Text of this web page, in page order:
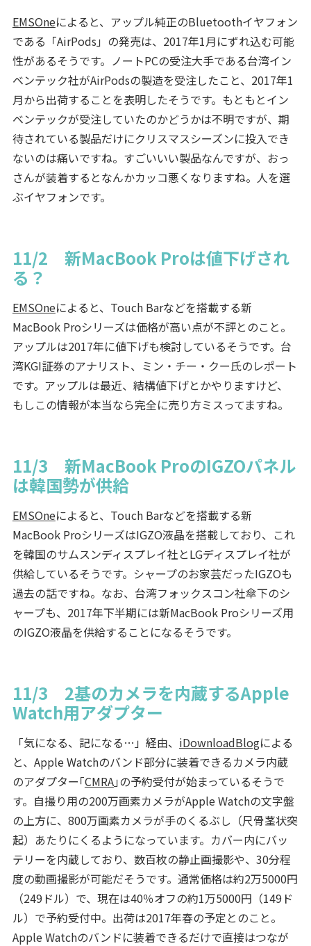
EMSOneによると、アップル純正のBluetoothイヤフォン
である「AirPods」の発売は、2017年1月にずれ込む可能
性があるそうです。ノートPCの受注大手である台湾イン
ベンテック社がAirPodsの製造を受注したこと、2017年1
月から出荷することを表明したそうです。もともとイン
ベンテックが受注していたのかどうかは不明ですが、期
待されている製品だけにクリスマスシーズンに投入でき
ないのは痛いですね。すごいいい製品なんですが、おっ
さんが装着するとなんかカッコ悪くなりますね。人を選
ぶイヤフォンです。
11/2 新MacBook Proは値下げされ
る？
EMSOneによると、Touch Barなどを搭載する新
MacBook Proシリーズは価格が高い点が不評とのこと。
アップルは2017年に値下げも検討しているそうです。台
湾KGI証券のアナリスト、ミン・チー・クー氏のレポート
です。アップルは最近、結構値下げとかやりますけど、
もしこの情報が本当なら完全に売り方ミスってますね。
11/3 新MacBook ProのIGZOパネル
は韓国勢が供給
EMSOneによると、Touch Barなどを搭載する新
MacBook ProシリーズはIGZO液晶を搭載しており、これ
を韓国のサムスンディスプレイ社とLGディスプレイ社が
供給しているそうです。シャープのお家芸だったIGZOも
過去の話ですね。なお、台湾フォックスコン社傘下のシ
ャープも、2017年下半期には新MacBook Proシリーズ用
のIGZO液晶を供給することになるそうです。
11/3 2基のカメラを内蔵するApple
Watch用アダプター
「気になる、記になる…」経由、 iDownloadBlogによる
と、Apple Watchのバンド部分に装着できるカメラ内蔵
のアダプター｢CMRA｣の予約受付が始まっているそうで
す。自撮り用の200万画素カメラがApple Watchの文字盤
の上方に、800万画素カメラが手のくるぶし（尺骨茎状突
起）あたりにくるようになっています。カバー内にバッ
テリーを内蔵しており、数百枚の静止画撮影や、30分程
度の動画撮影が可能だそうです。通常価格は約2万5000円
（249ドル）で、現在は40％オフの約1万5000円（149ド
ル）で予約受付中。出荷は2017年春の予定とのこと。
Apple Watchのバンドに装着できるだけで直接はつなが